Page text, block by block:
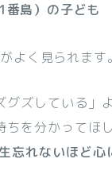
島）の子ども
よく見られます。
ズしている」
を分かってほ
忘れないほど心